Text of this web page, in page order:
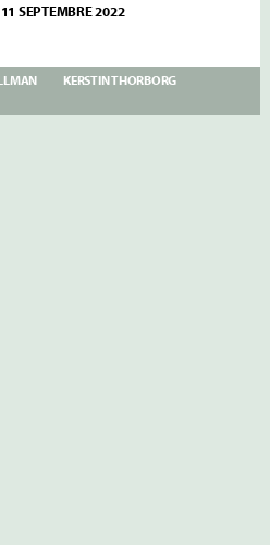
11 SEPTEMBRE 2022
KERSTIN THORBORG